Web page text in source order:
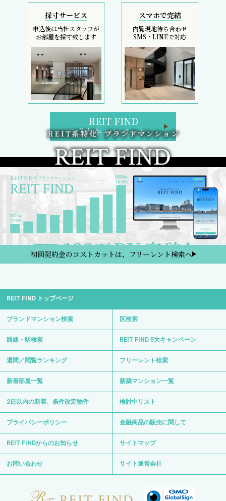
採寸サービス
申込後は当社スタッフが
お部屋を採寸致します
スマホで完結
内覧現地待ち合わせ
SMS・LINEで対応
REIT FIND
5大キャンペーン
初回契約金のコストカットは、フリーレント検索へ
REIT FIND トップページ
ブランドマンション検索 区検索
路線・駅検索 REIT FIND 5大キャンペーン
週間／閲覧ランキング フリーレント検索
新着部屋一覧 新築マンション一覧
2日以内の新着、条件改定物件 検討中リスト
プライバシーポリシー 金融商品の販売に関して
REIT FINDからのお知らせ サイトマップ
お問い合わせ サイト運営会社